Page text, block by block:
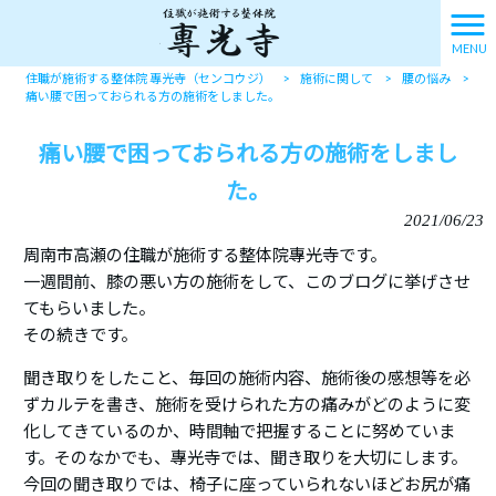
MENU
住職が施術する整体院 專光寺（センコウジ） > 施術に関して > 腰の悩み
>
痛い腰で困っておられる方の施術をしました。
痛い腰で困っておられる方の施術をしまし
た。
2021/06/23
周南市高瀬の住職が施術する整体院專光寺です。
一週間前、膝の悪い方の施術をして、このブログに挙げさせ
てもらいました。
その続きです。
聞き取りをしたこと、毎回の施術内容、施術後の感想等を必
ずカルテを書き、施術を受けられた方の痛みがどのように変
化してきているのか、時間軸で把握することに努めていま
す。そのなかでも、專光寺では、聞き取りを大切にします。
今回の聞き取りでは、椅子に座っていられないほどお尻が痛